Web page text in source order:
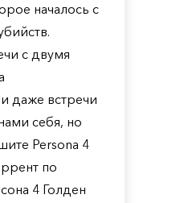
началось с
с двумя
даже встречи
себя, но
Persona 4
по
4 Голден